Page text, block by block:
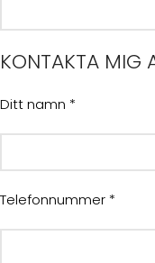
KONTAKTA MIG
Ditt namn *
Telefonnummer *